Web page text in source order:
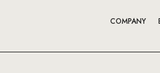
COMPANY